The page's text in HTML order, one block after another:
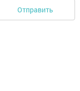
Отправить